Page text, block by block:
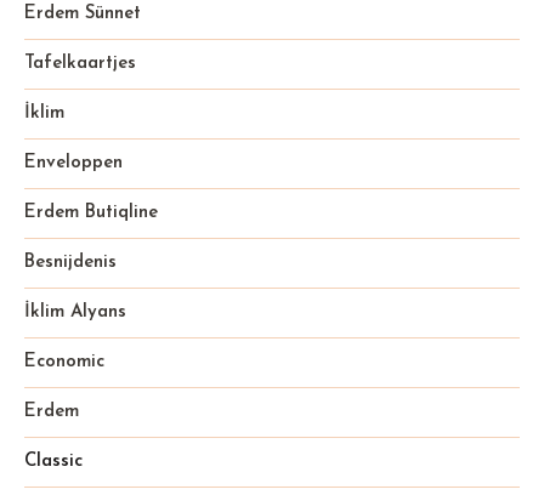
Erdem Sünnet
Tafelkaartjes
İklim
Enveloppen
Erdem Butiqline
Besnijdenis
İklim Alyans
Economic
Erdem
Classic